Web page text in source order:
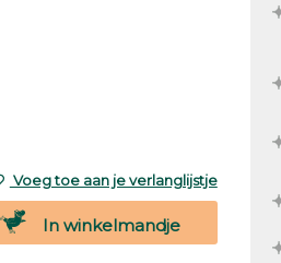
Voeg toe aan je verlanglijstje
In winkelmandje